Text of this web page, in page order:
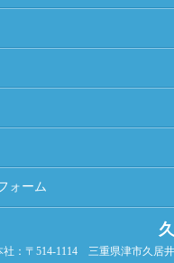
ォーム
社：〒514-1114 三重県津市久居